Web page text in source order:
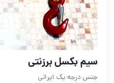
سیم بکسل برزنتی
جنس درجه یک ایرانی